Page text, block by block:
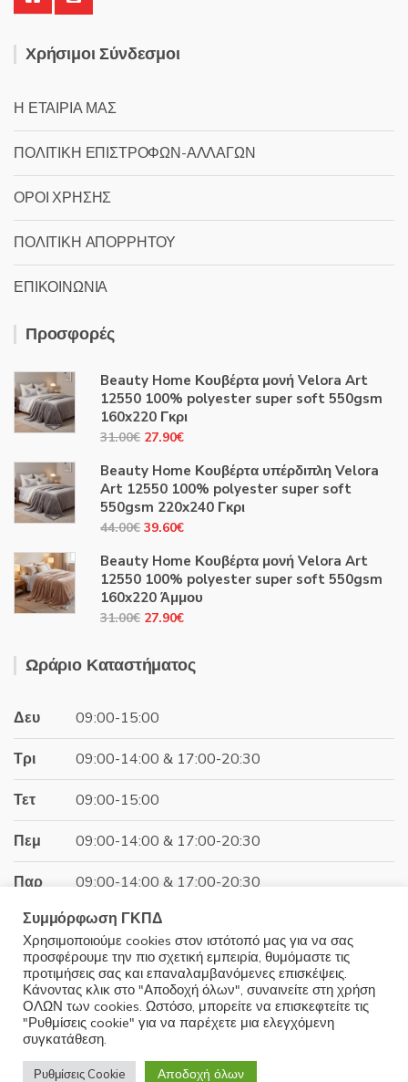
Χρήσιμοι Σύνδεσμοι
Η ΕΤΑΙΡΙΑ ΜΑΣ
ΠΟΛΙΤΙΚΗ ΕΠΙΣΤΡΟΦΩΝ-ΑΛΛΑΓΩΝ
ΟΡΟΙ ΧΡΗΣΗΣ
ΠΟΛΙΤΙΚΗ ΑΠΟΡΡΗΤΟΥ
ΕΠΙΚΟΙΝΩΝΙΑ
Προσφορές
Beauty Home Κουβέρτα μονή Velora Art
12550 100% polyester super soft 550gsm
160x220 Γκρι
31.00€ Original
was:
31.00€.
27.90€Η
τιμή
είναι:
27.90€.
Beauty Home Κουβέρτα υπέρδιπλη Velora
Art 12550 100% polyester super soft
550gsm 220x240 Γκρι
44.00€ Original
was:
44.00€.
39.60€Η
τιμή
είναι:
39.60€.
Beauty Home Κουβέρτα μονή Velora Art
12550 100% polyester super soft 550gsm
160x220 Άμμου
31.00€ Original
was:
27.90€Η
τιμή
Ωράριο Καταστήματος
Δευ 09:00-15:00
Τρι 09:00-14:00 & 17:00-20:30
Τετ 09:00-15:00
Πεμ 09:00-14:00 & 17:00-20:30
Παρ 09:00-14:00 & 17:00-20:30
Σαβ 09:00-15:00
Κυρ Κλειστά
© 2025 Minoudis Home. All Rights Reserved
Συμμόρφωση ΓΚΠΔ
Χρησιμοποιούμε cookies στον ιστότοπό μας για να σας
προσφέρουμε την πιο σχετική εμπειρία, θυμόμαστε τις
προτιμήσεις σας και επαναλαμβανόμενες επισκέψεις.
Κάνοντας κλικ στο "Αποδοχή όλων", συναινείτε στη χρήση
ΟΛΩΝ των cookies. Ωστόσο, μπορείτε να επισκεφτείτε τις
"Ρυθμίσεις cookie" για να παρέχετε μια ελεγχόμενη
συγκατάθεση.
Ρυθμίσεις Cookie Αποδοχή όλων